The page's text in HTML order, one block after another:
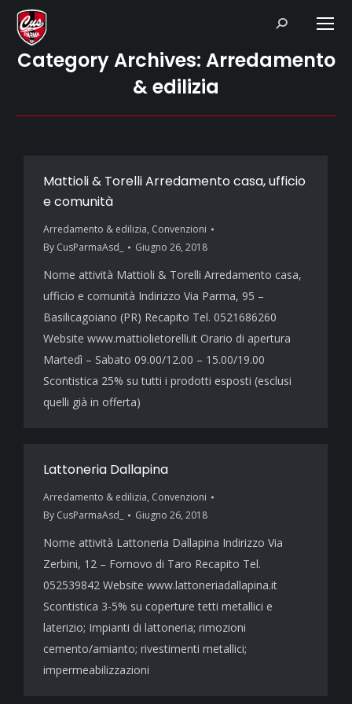
Search:
Category Archives: Arredamento
& edilizia
Mattioli & Torelli Arredamento casa, ufficio
e comunità
Arredamento & edilizia, Convenzioni
By CusParmaAsd_ Giugno 26, 2018
Nome attività Mattioli & Torelli Arredamento casa,
ufficio e comunità Indirizzo Via Parma, 95 –
Basilicagoiano (PR) Recapito Tel. 0521686260
Website www.mattiolietorelli.it Orario di apertura
Martedì – Sabato 09.00/12.00 – 15.00/19.00
Scontistica 25% su tutti i prodotti esposti (esclusi
quelli già in offerta)
Lattoneria Dallapina
Arredamento & edilizia, Convenzioni
By CusParmaAsd_ Giugno 26, 2018
Nome attività Lattoneria Dallapina Indirizzo Via
Zerbini, 12 – Fornovo di Taro Recapito Tel.
052539842 Website www.lattoneriadallapina.it
Scontistica 3-5% su coperture tetti metallici e
laterizio; Impianti di lattoneria; rimozioni
cemento/amianto; rivestimenti metallici;
impermeabilizzazioni